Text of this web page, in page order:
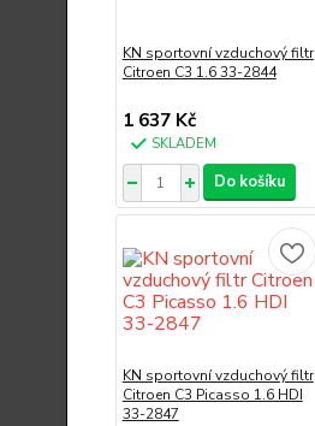
KN sportovní vzduchový filtr
Citroen C3 1.6 33-2844
1 637 Kč
SKLADEM
Do košíku
KN sportovní vzduchový filtr
Citroen C3 Picasso 1.6 HDI
33-2847